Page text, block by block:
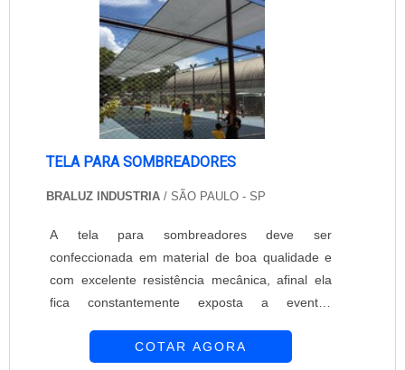
TELA PARA SOMBREADORES
BRALUZ INDUSTRIA / SÃO PAULO - SP
A tela para sombreadores deve ser
confeccionada em material de boa qualidade e
com excelente resistência mecânica, afinal ela
fica constantemente exposta a eventos
a incidência de raios solares.
COTAR AGORA